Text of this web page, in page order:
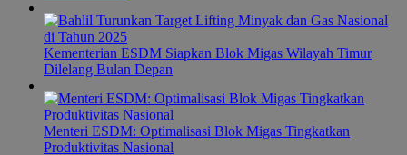
Kementerian ESDM Siapkan Blok Migas Wilayah Timur
Dilelang Bulan Depan
Menteri ESDM: Optimalisasi Blok Migas Tingkatkan
Produktivitas Nasional